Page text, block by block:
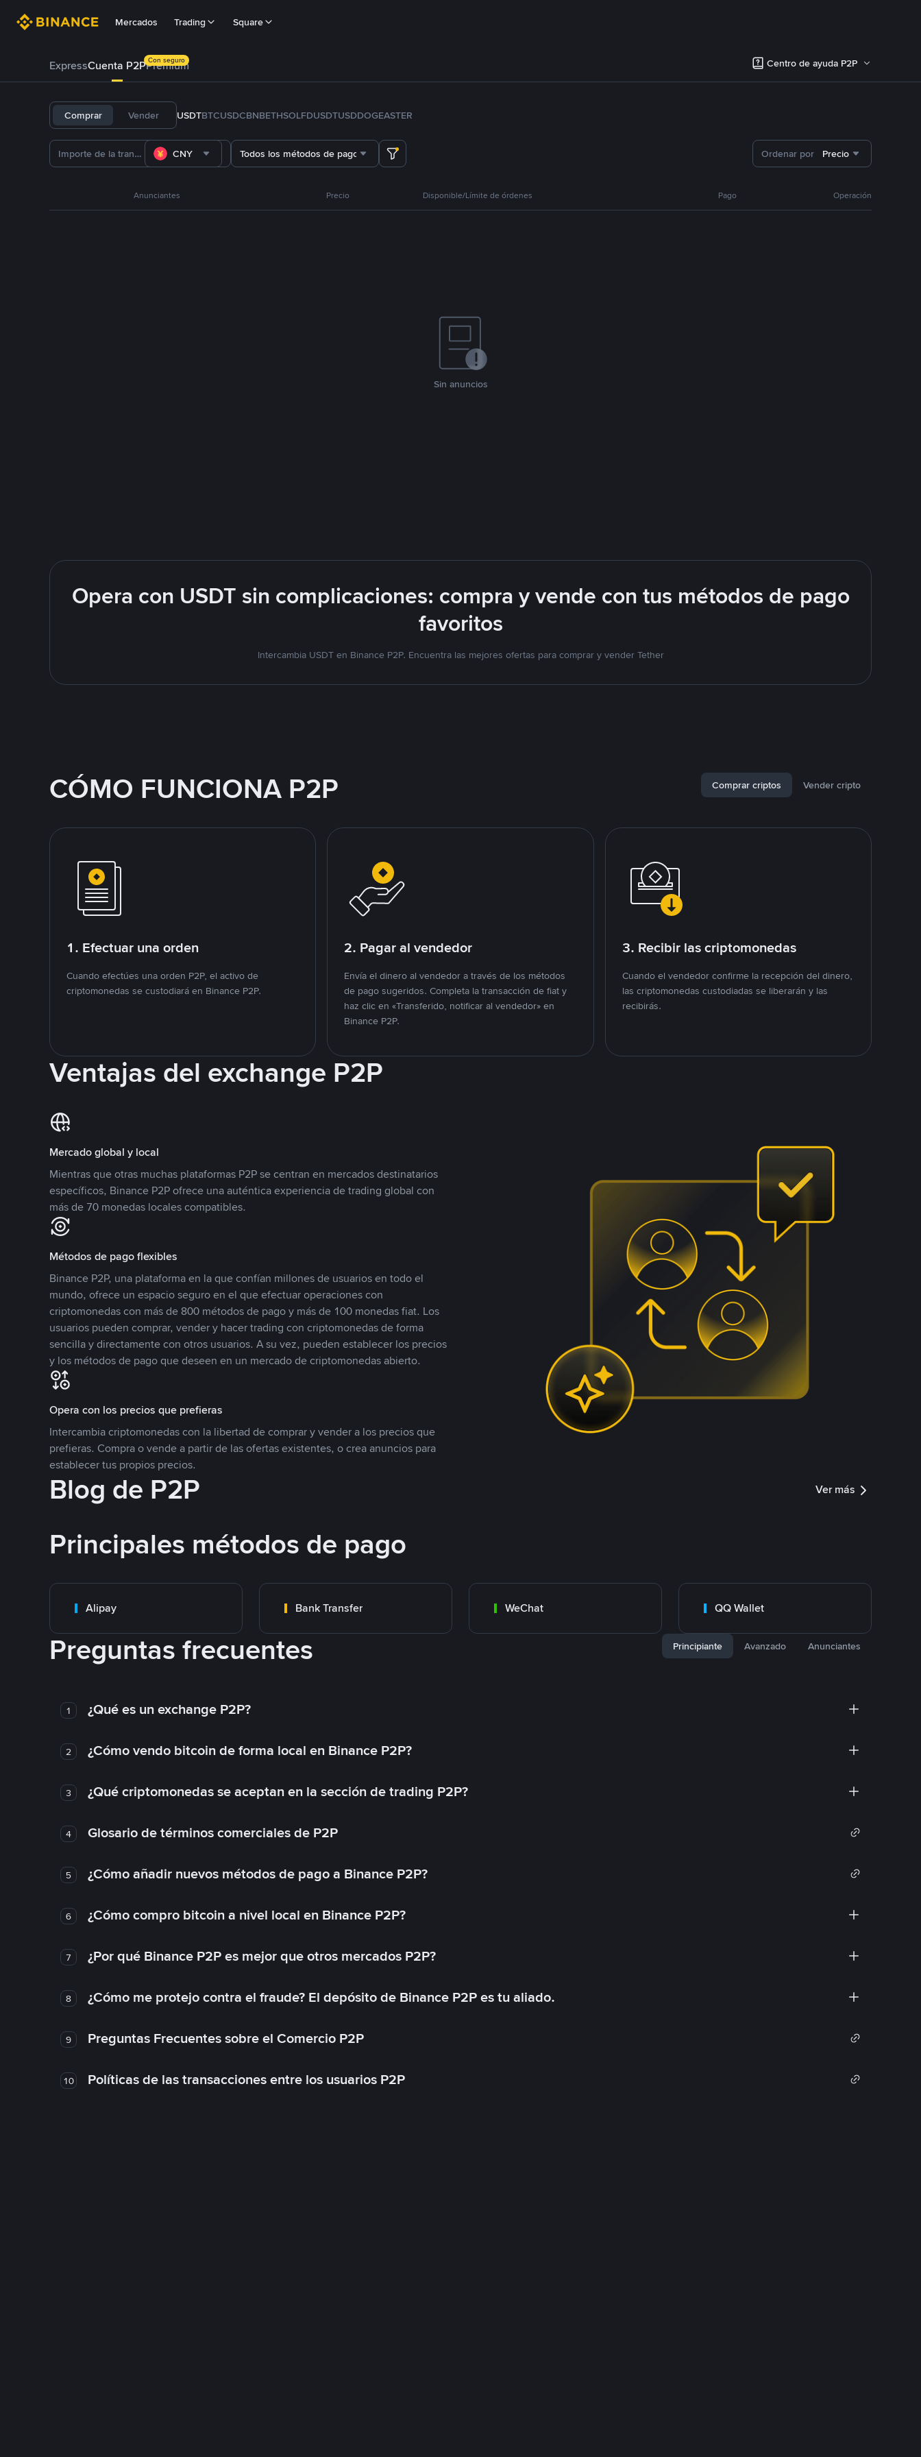
Mercados Trading Square
ExpressCuenta P2PPrémium
Con seguro Centro de ayuda P2P
Comprar Vender USDTBTCUSDCBNBETHSOLFDUSDTUSDDOGEASTER
CNY Todos los métodos de pago Ordenar por Precio
Anunciantes Precio Disponible/Límite de órdenes Pago Operación
Sin anuncios
Opera con USDT sin complicaciones: compra y vende con tus métodos de pago
favoritos
Intercambia USDT en Binance P2P. Encuentra las mejores ofertas para comprar y vender Tether
CÓMO FUNCIONA P2P Comprar criptos Vender cripto
1. Efectuar una orden
Cuando efectúes una orden P2P, el activo de
criptomonedas se custodiará en Binance P2P.
2. Pagar al vendedor
Envía el dinero al vendedor a través de los métodos
de pago sugeridos. Completa la transacción de fiat y
haz clic en «Transferido, notificar al vendedor» en
Binance P2P.
3. Recibir las criptomonedas
Cuando el vendedor confirme la recepción del dinero,
las criptomonedas custodiadas se liberarán y las
recibirás.
Ventajas del exchange P2P
Mercado global y local
Mientras que otras muchas plataformas P2P se centran en mercados destinatarios
específicos, Binance P2P ofrece una auténtica experiencia de trading global con
más de 70 monedas locales compatibles.
Métodos de pago flexibles
Binance P2P, una plataforma en la que confían millones de usuarios en todo el
mundo, ofrece un espacio seguro en el que efectuar operaciones con
criptomonedas con más de 800 métodos de pago y más de 100 monedas fiat. Los
usuarios pueden comprar, vender y hacer trading con criptomonedas de forma
sencilla y directamente con otros usuarios. A su vez, pueden establecer los precios
y los métodos de pago que deseen en un mercado de criptomonedas abierto.
Opera con los precios que prefieras
Intercambia criptomonedas con la libertad de comprar y vender a los precios que
prefieras. Compra o vende a partir de las ofertas existentes, o crea anuncios para
establecer tus propios precios.
Blog de P2P Ver más
Principales métodos de pago
Alipay Bank Transfer WeChat QQ Wallet
Preguntas frecuentes Principiante Avanzado Anunciantes
1 ¿Qué es un exchange P2P?
2 ¿Cómo vendo bitcoin de forma local en Binance P2P?
3 ¿Qué criptomonedas se aceptan en la sección de trading P2P?
4 Glosario de términos comerciales de P2P
5 ¿Cómo añadir nuevos métodos de pago a Binance P2P?
6 ¿Cómo compro bitcoin a nivel local en Binance P2P?
7 ¿Por qué Binance P2P es mejor que otros mercados P2P?
8 ¿Cómo me protejo contra el fraude? El depósito de Binance P2P es tu aliado.
9 Preguntas Frecuentes sobre el Comercio P2P
10 Políticas de las transacciones entre los usuarios P2P